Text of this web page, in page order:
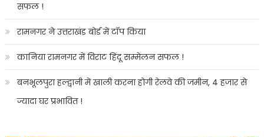
सफल !
रामनगर ने उत्तराखंड बोर्ड में टॉप किया
कानिया रामनगर में विराट हिंदू सम्मेलन सफल !
बनभूलपुरा हल्द्वानी में खाली करना होगी रेलवे की जमीन, 4 हजार से
ज्यादा घर प्रभावित !